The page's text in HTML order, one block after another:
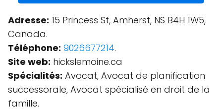
Adresse: 15 Princess St, Amherst, NS B4H 1W5,
Canada.
Téléphone: 9026677214.
Site web: hickslemoine.ca
Spécialités: Avocat, Avocat de planification
successorale, Avocat spécialisé en droit de la
famille.